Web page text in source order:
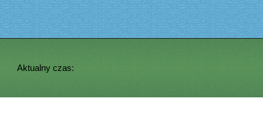
Aktualny czas: